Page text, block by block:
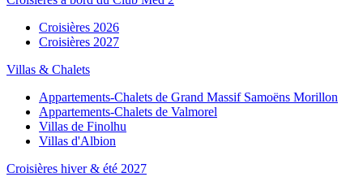
Croisières 2026
Croisières 2027
Villas & Chalets
Appartements-Chalets de Grand Massif Samoëns Morillon
Appartements-Chalets de Valmorel
Villas de Finolhu
Villas d'Albion
Croisières hiver & été 2027